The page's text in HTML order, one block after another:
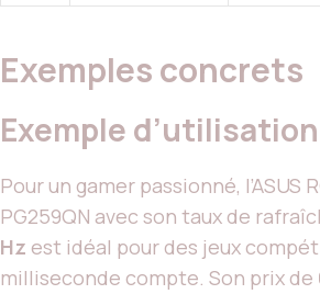
Exemples concrets
Exemple d’utilisation
Pour un gamer passionné, l’ASUS
PG259QN avec son taux de
Hz est idéal pour des jeux
milliseconde compte. Son prix de